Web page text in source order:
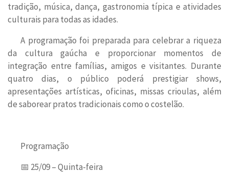
tradição, música, dança, gastronomia típica e atividades
culturais para todas as idades.
A programação foi preparada para celebrar a riqueza
da cultura gaúcha e proporcionar momentos de
integração entre famílias, amigos e visitantes. Durante
quatro dias, o público poderá prestigiar shows,
apresentações artísticas, oficinas, missas crioulas, além
de saborear pratos tradicionais como o costelão.
Programação
📅 25/09 – Quinta-feira